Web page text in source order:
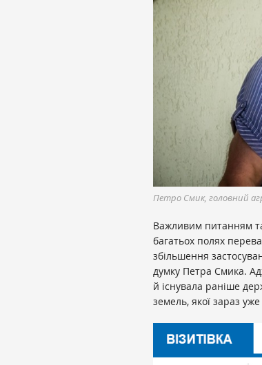
Петро Смик, головний
Важливим питанням
багатьох полях
збільшення
думку Петра Смика.
й існувала раніше
земель, якої зараз